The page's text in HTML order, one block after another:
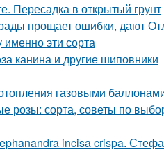
Пересадка в открытый грунт
прощает ошибки, дают
эти сорта
канина и другие шиповники
газовыми
розы: сорта, советы по
incisa crispa.